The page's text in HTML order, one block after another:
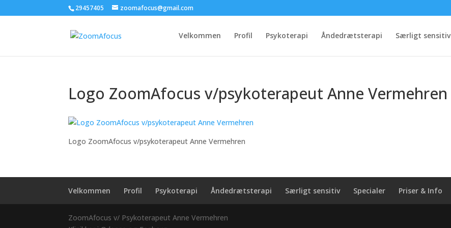
29457405 zoomafocus@gmail.com
Velkommen Profil Psykoterapi Åndedrætsterapi Særligt sensitiv
Logo ZoomAfocus v/psykoterapeut Anne Vermehren
Logo ZoomAfocus v/psykoterapeut Anne Vermehren
Velkommen Profil Psykoterapi Åndedrætsterapi Særligt sensitiv Specialer Priser & Info
ZoomAfocus v/ Psykoterapeut Anne Vermehren